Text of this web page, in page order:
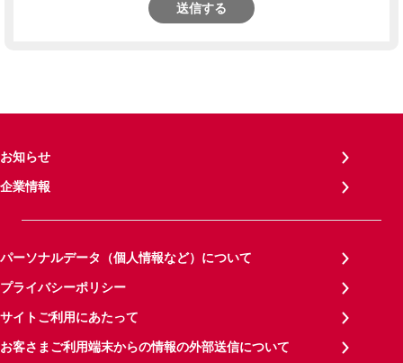
送信する
お知らせ
企業情報
パーソナルデータ（個人情報など）について
プライバシーポリシー
サイトご利用にあたって
お客さまご利用端末からの情報の外部送信について